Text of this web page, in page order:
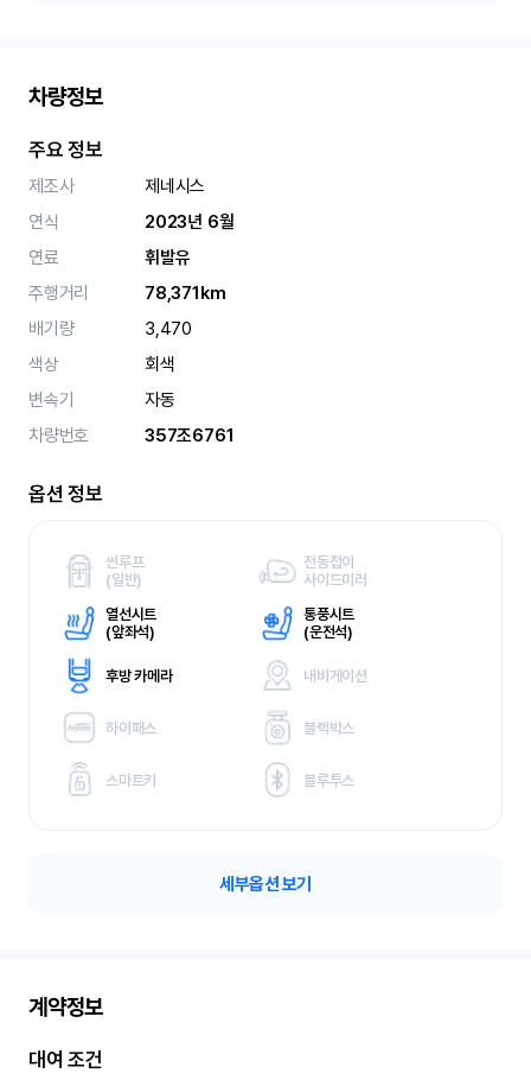
차량정보
주요 정보
제조사
제네시스
연식
2023년 6월
연료
휘발유
주행거리
78,371km
배기량
3,470
색상
회색
변속기
자동
차량번호
357조6761
옵션 정보
썬루프
(일반)
전동접이
사이드미러
열선시트
(앞좌석)
통풍시트
(운전석)
후방 카메라 내비게이션
하이패스 블랙박스
스마트키 블루투스
세부옵션 보기
계약정보
대여 조건